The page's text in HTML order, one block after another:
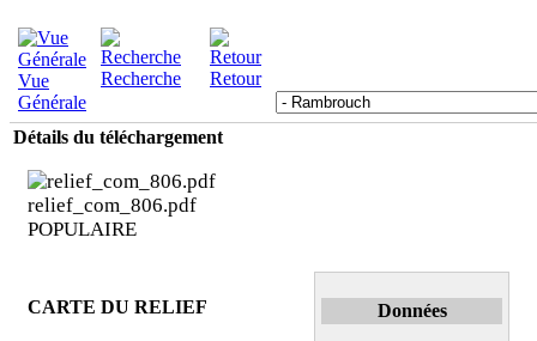
Vue
Générale
Recherche Retour
Détails du téléchargement
relief_com_806.pdf
POPULAIRE
CARTE DU RELIEF Données